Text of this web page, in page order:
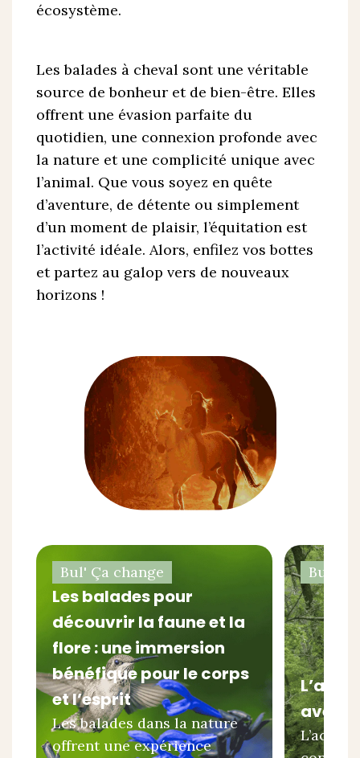
écosystème.
Les balades à cheval sont une véritable
source de bonheur et de bien-être. Elles
offrent une évasion parfaite du
quotidien, une connexion profonde avec
la nature et une complicité unique avec
l’animal. Que vous soyez en quête
d’aventure, de détente ou simplement
d’un moment de plaisir, l’équitation est
l’activité idéale. Alors, enfilez vos bottes
et partez au galop vers de nouveaux
horizons !
Bul' Ça change
Les balades pour
découvrir la faune et la
flore : une immersion
bénéfique pour le corps
et l’esprit
Les balades dans la nature
offrent une expérience
Bul'